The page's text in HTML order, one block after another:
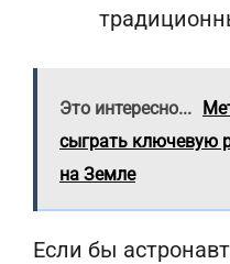
Это интересно...
сыграть ключевую
на Земле
Если бы